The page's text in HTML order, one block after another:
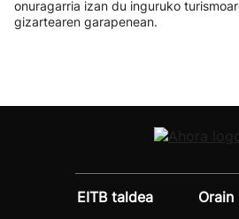
onuragarria izan du inguruko
gizartearen garapenean.
EITB taldea
Orain